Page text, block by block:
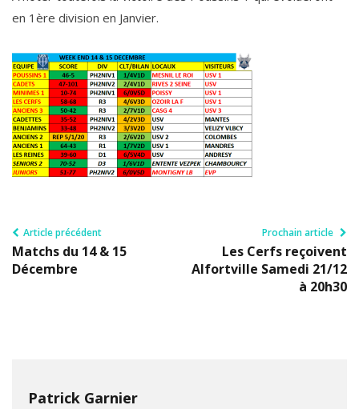
en 1ère division en Janvier.
Article précédent
Matchs du 14 & 15
Décembre
Prochain article
Les Cerfs reçoivent
Alfortville Samedi 21/12
à 20h30
Patrick Garnier